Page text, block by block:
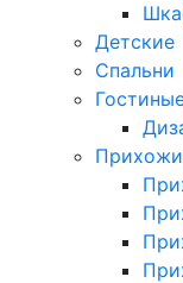
Детские
Спальни